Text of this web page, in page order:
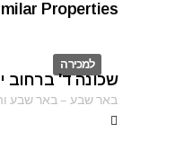
Properties
למכירה
ID
שכונה ד' ברחוב
באר שבע–באר שבע